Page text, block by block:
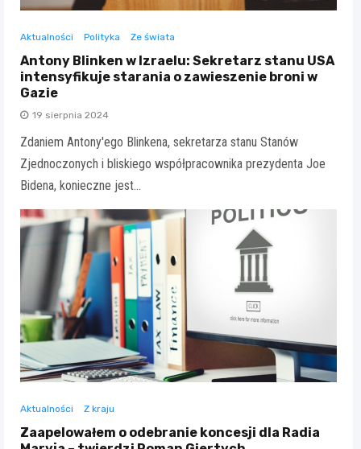
Aktualności Polityka Ze świata
Antony Blinken w Izraelu: Sekretarz stanu USA
intensyfikuje starania o zawieszenie broni w
Gazie
19 sierpnia 2024
Zdaniem Antony'ego Blinkena, sekretarza stanu Stanów
Zjednoczonych i bliskiego współpracownika prezydenta Joe
Bidena, konieczne jest…
Aktualności Z kraju
Zaapelowałem o odebranie koncesji dla Radia